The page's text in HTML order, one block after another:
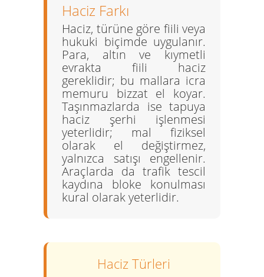
Haciz Farkı
Haciz, türüne göre fiili veya
hukuki biçimde uygulanır.
Para, altın ve kıymetli
evrakta fiili haciz
gereklidir; bu mallara icra
memuru bizzat el koyar.
Taşınmazlarda ise tapuya
haciz şerhi işlenmesi
yeterlidir; mal fiziksel
olarak el değiştirmez,
yalnızca satışı engellenir.
Araçlarda da trafik tescil
kaydına bloke konulması
kural olarak yeterlidir.
Haciz Türleri